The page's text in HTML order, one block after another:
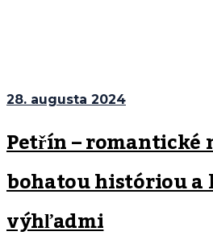
28. augusta 2024
Petřín – romantické
bohatou históriou
výhľadmi